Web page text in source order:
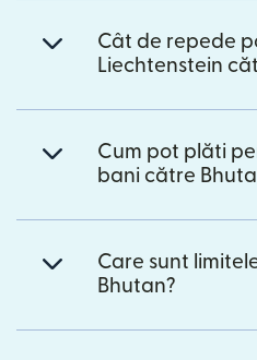
Cât de repede
Liechtenstein
Cum pot plăti
bani către
Care sunt
Bhutan?